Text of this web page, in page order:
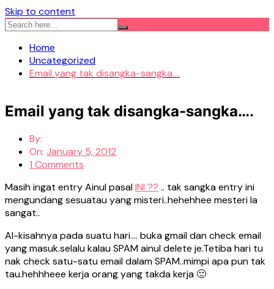
Skip to content
Home
Uncategorized
Email yang tak disangka-sangka….
Email yang tak disangka-sangka….
By:
On: January 5, 2012
1 Comments
Masih ingat entry Ainul pasalINI ?? .. tak sangka entry ini
mengundang sesuatau yang misteri..hehehhee mesteri la
sangat..
Al-kisahnya pada suatu hari…. buka gmail dan check email
yang masuk.selalu kalau SPAM ainul delete je.Tetiba hari tu
nak check satu-satu email dalam SPAM..mimpi apa pun tak
tau.hehhheee kerja orang yang takda kerja 🙂